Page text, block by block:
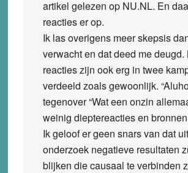
artikel gelezen op NU.NL. En
reacties er op.
Ik las overigens meer skepsis
verwacht en dat deed me deugd.
reacties zijn ook erg in twee
verdeeld zoals gewoonlijk.
tegenover “Wat een onzin
weinig dieptereacties en
Ik geloof er geen snars van dat
onderzoek negatieve resultaten
blijken die causaal te verbinden